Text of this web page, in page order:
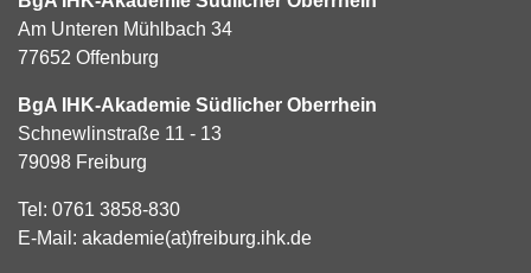
Am Unteren Mühlbach 34
77652 Offenburg
BgA IHK-Akademie Südlicher Oberrhein
Schnewlinstraße 11 - 13
79098 Freiburg
Tel: 0761 3858-830
E-Mail: akademie(at)freiburg.ihk.de